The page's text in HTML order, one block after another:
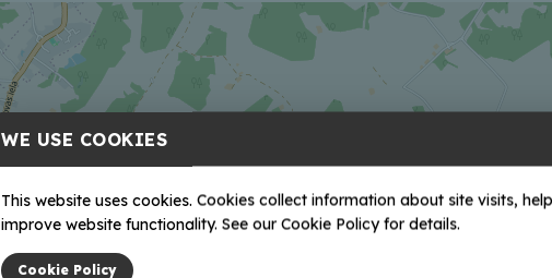
WE USE COOKIES
This website uses cookies. Cookies collect information about site visits,
improve website functionality. See our Cookie Policy for details.
Cookie Policy